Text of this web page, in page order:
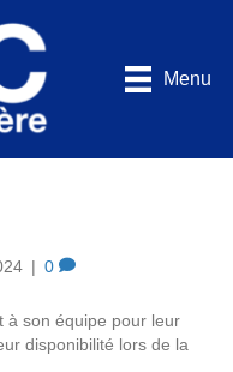
Menu
| 0
à son équipe pour leur
disponibilité lors de la